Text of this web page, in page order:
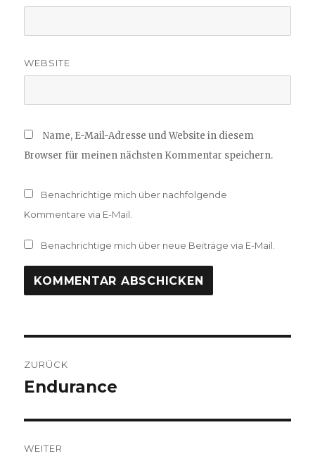
WEBSITE
Name, E-Mail-Adresse und Website in diesem
Browser für meinen nächsten Kommentar speichern.
Benachrichtige mich über nachfolgende
Kommentare via E-Mail.
Benachrichtige mich über neue Beiträge via E-Mail.
ZURÜCK
Vorheriger
Endurance
WEITER